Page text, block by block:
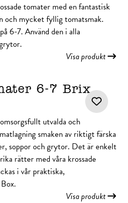
tomater med en fantastisk
och mycket fyllig tomatsmak.
6-7. Använd den i alla
Visa produkt
6-7 Brix
utvalda och
smaken av riktigt färska
soppor och grytor. Det är enkelt
rätter med våra krossade
i vår praktiska,
Visa produkt